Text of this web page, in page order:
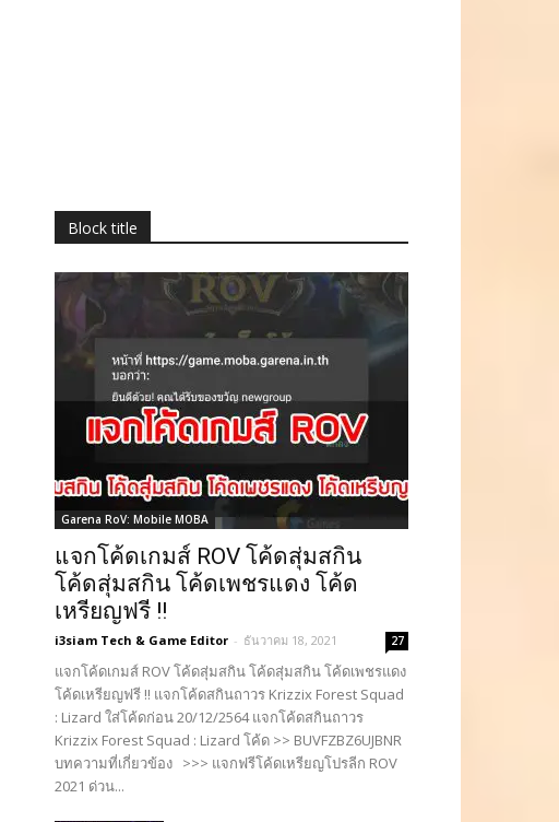
Block title
Garena RoV: Mobile MOBA
แจกโค้ดเกมส์ ROV โค้ดสุ่มสกิน
โค้ดสุ่มสกิน โค้ดเพชรแดง โค้ด
เหรียญฟรี !!
i3siam Tech & Game Editor - ธันวาคม 18, 2021 27
แจกโค้ดเกมส์ ROV โค้ดสุ่มสกิน โค้ดสุ่มสกิน โค้ดเพชรแดง
โค้ดเหรียญฟรี !! แจกโค้ดสกินถาวร Krizzix Forest Squad
: Lizard ใส่โค้ดก่อน 20/12/2564 แจกโค้ดสกินถาวร
Krizzix Forest Squad : Lizard โค้ด >> BUVFZBZ6UJBNR
บทความที่เกี่ยวข้อง >>> แจกฟรีโค้ดเหรียญโปรลีก ROV
2021 ด่วน...